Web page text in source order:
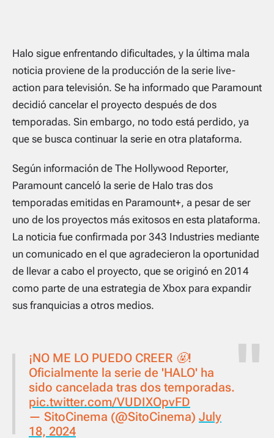
Halo sigue enfrentando dificultades, y la última mala
noticia proviene de la producción de la serie live-
action para televisión. Se ha informado que Paramount
decidió cancelar el proyecto después de dos
temporadas. Sin embargo, no todo está perdido, ya
que se busca continuar la serie en otra plataforma.
Según información de The Hollywood Reporter,
Paramount canceló la serie de Halo tras dos
temporadas emitidas en Paramount+, a pesar de ser
uno de los proyectos más exitosos en esta plataforma.
La noticia fue confirmada por 343 Industries mediante
un comunicado en el que agradecieron la oportunidad
de llevar a cabo el proyecto, que se originó en 2014
como parte de una estrategia de Xbox para expandir
sus franquicias a otros medios.
¡NO ME LO PUEDO CREER 🤬!
Oficialmente la serie de 'HALO' ha
sido cancelada tras dos temporadas.
pic.twitter.com/VUDIXOpvFD
— SitoCinema (@SitoCinema) July
18, 2024